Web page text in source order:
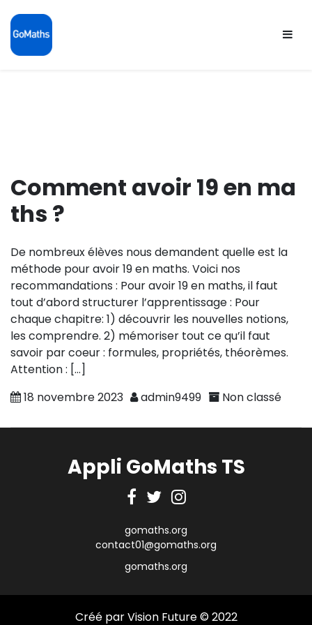
to
content
Comment avoir 19 en ma
ths ?
De nombreux élèves nous demandent quelle est la
méthode pour avoir 19 en maths. Voici nos
recommandations : Pour avoir 19 en maths, il faut
tout d’abord structurer l’apprentissage : Pour
chaque chapitre: 1) découvrir les nouvelles notions,
les comprendre. 2) mémoriser tout ce qu’il faut
savoir par coeur : formules, propriétés, théorèmes.
Attention : […]
18 novembre 2023
admin9499 Non classé
Appli GoMaths TS
Facebook
Twitter
gomaths.org
contact01@gomaths.org
gomaths.org
Créé par Vision Future © 2022